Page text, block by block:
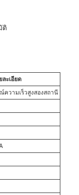
ติ
ละเอียด
ความเร็วสูงสองสถานี